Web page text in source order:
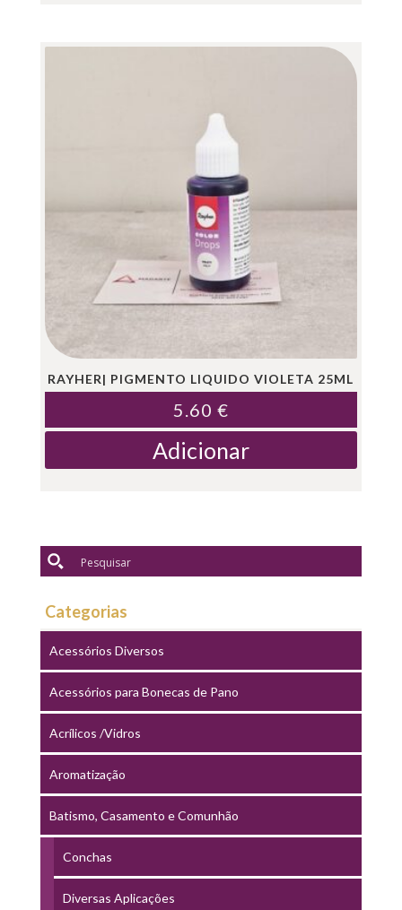
RAYHER| PIGMENTO LIQUIDO VIOLETA 25ML
5.60 €
Adicionar
Categorias
Acessórios Diversos
Acessórios para Bonecas de Pano
Acrílicos /Vidros
Aromatização
Batismo, Casamento e Comunhão
Conchas
Diversas Aplicações